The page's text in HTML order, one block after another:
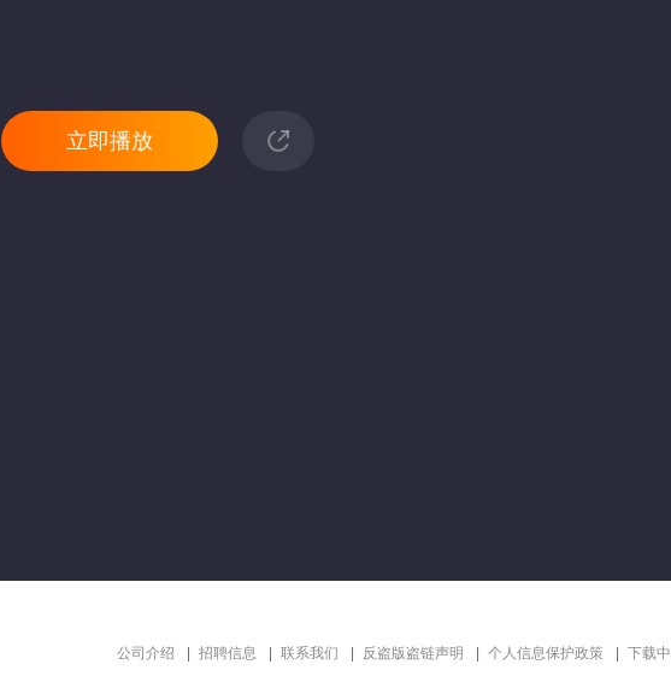
立即播放
公司介绍 招聘信息 联系我们 反盗版盗链声明 个人信息保护政策 下载